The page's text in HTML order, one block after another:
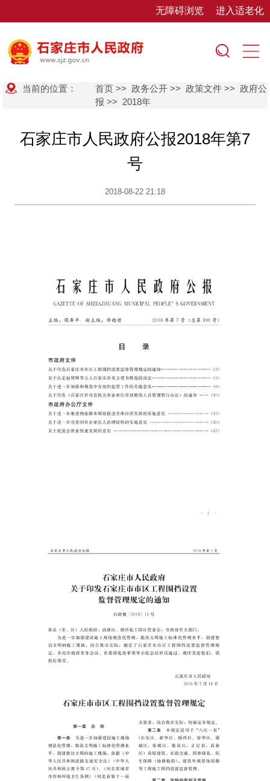
无障碍浏览 进入适老化
当前的位置： 首页 >>政务公开 >>政策文件 >>政府公
报 >> 2018年
石家庄市人民政府公报2018年第7
号
2018-08-22 21:18